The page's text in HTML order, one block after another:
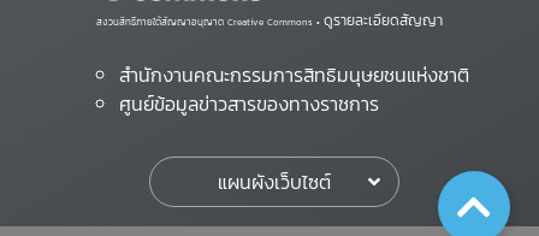
สงวนสิทธิ์ภายใต้สัญญาอนุญาต Creative Commons • ดูรายละเอียดสัญญา
สำนักงานคณะกรรมการสิทธิมนุษยชนแห่งชาติ
ศูนย์ข้อมูลข่าวสารของทางราชการ
แผนผังเว็บไซต์